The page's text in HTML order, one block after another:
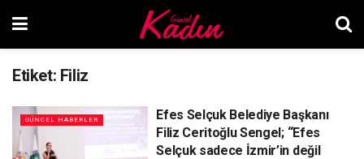
Etiket: Filiz
GÜNCEL HABERLER
Efes Selçuk Belediye Başkanı
Filiz Ceritoğlu Sengel; “Efes
Selçuk sadece İzmir’in değil